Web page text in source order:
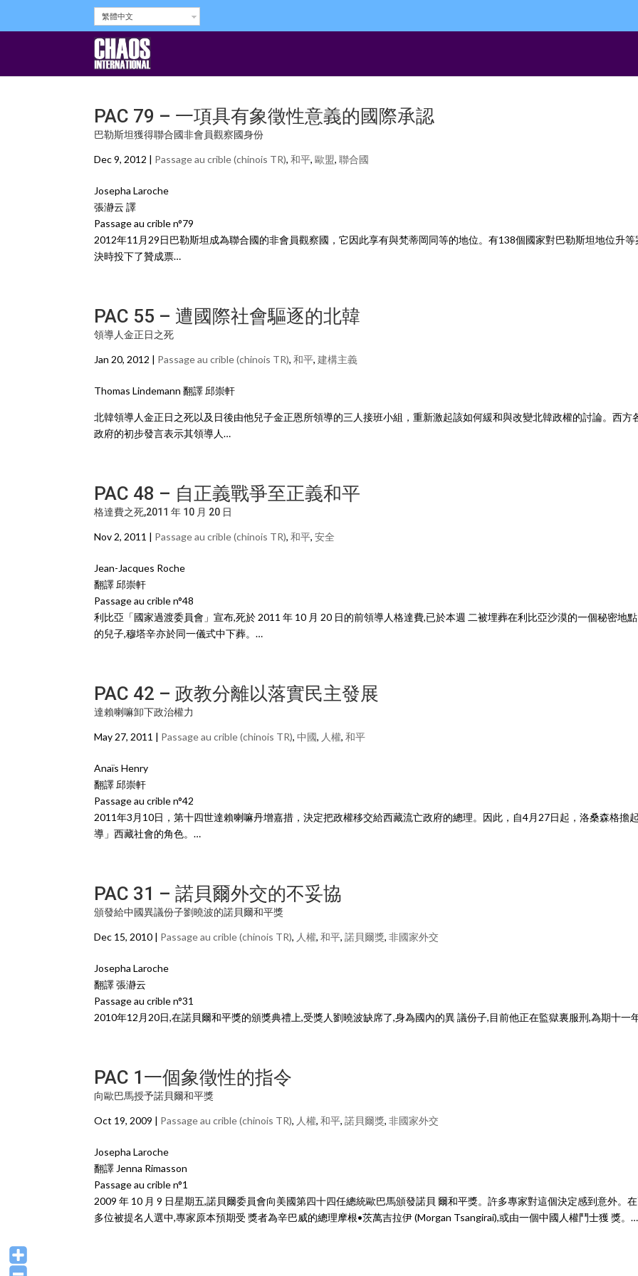
繁體中文
PAC 79 – 一項具有象徵性意義的國際承認
巴勒斯坦獲得聯合國非會員觀察國身份
Dec 9, 2012 | Passage au crible (chinois TR), 和平, 歐盟, 聯合國
Josepha Laroche
張瀞云 譯
Passage au crible n°79
2012年11月29日巴勒斯坦成為聯合國的非會員觀察國，它因此享有與梵蒂岡同等的地位。有138個國家對巴勒斯坦地位升等
決時投下了贊成票…
PAC 55 – 遭國際社會驅逐的北韓
領導人金正日之死
Jan 20, 2012 | Passage au crible (chinois TR), 和平, 建構主義
Thomas Lindemann 翻譯 邱崇軒
北韓領導人金正日之死以及日後由他兒子金正恩所領導的三人接班小組，重新激起該如何緩和與改變北韓政權的討論。西方
政府的初步發言表示其領導人…
PAC 48 – 自正義戰爭至正義和平
格達費之死,2011 年 10 月 20 日
Nov 2, 2011 | Passage au crible (chinois TR), 和平, 安全
Jean-Jacques Roche
翻譯 邱崇軒
Passage au crible n°48
利比亞「國家過渡委員會」宣布,死於 2011 年 10 月 20 日的前領導人格達費,已於本週 二被埋葬在利比亞沙漠的一個秘密地
的兒子,穆塔辛亦於同一儀式中下葬。…
PAC 42 – 政教分離以落實民主發展
達賴喇嘛卸下政治權力
May 27, 2011 | Passage au crible (chinois TR), 中國, 人權, 和平
Anaïs Henry
翻譯 邱崇軒
Passage au crible n°42
2011年3月10日，第十四世達賴喇嘛丹增嘉措，決定把政權移交給西藏流亡政府的總理。因此，自4月27日起，洛桑森格擔
導」西藏社會的角色。…
PAC 31 – 諾貝爾外交的不妥協
頒發給中國異議份子劉曉波的諾貝爾和平獎
Dec 15, 2010 | Passage au crible (chinois TR), 人權, 和平, 諾貝爾獎, 非國家外交
Josepha Laroche
翻譯 張瀞云
Passage au crible n°31
2010年12月20日,在諾貝爾和平獎的頒獎典禮上,受獎人劉曉波缺席了,身為國內的異 議份子,目前他正在監獄裏服刑,為期十一
PAC 1一個象徵性的指令
向歐巴馬授予諾貝爾和平獎
Oct 19, 2009 | Passage au crible (chinois TR), 人權, 和平, 諾貝爾獎, 非國家外交
Josepha Laroche
翻譯 Jenna Rimasson
Passage au crible n°1
2009 年 10 月 9 日星期五,諾貝爾委員會向美國第四十四任總統歐巴馬頒發諾貝 爾和平獎。許多專家對這個決定感到意外。
多位被提名人選中,專家原本預期受 獎者為辛巴威的總理摩根•茨萬吉拉伊 (Morgan Tsangirai),或由一個中國人權鬥士獲 獎。…